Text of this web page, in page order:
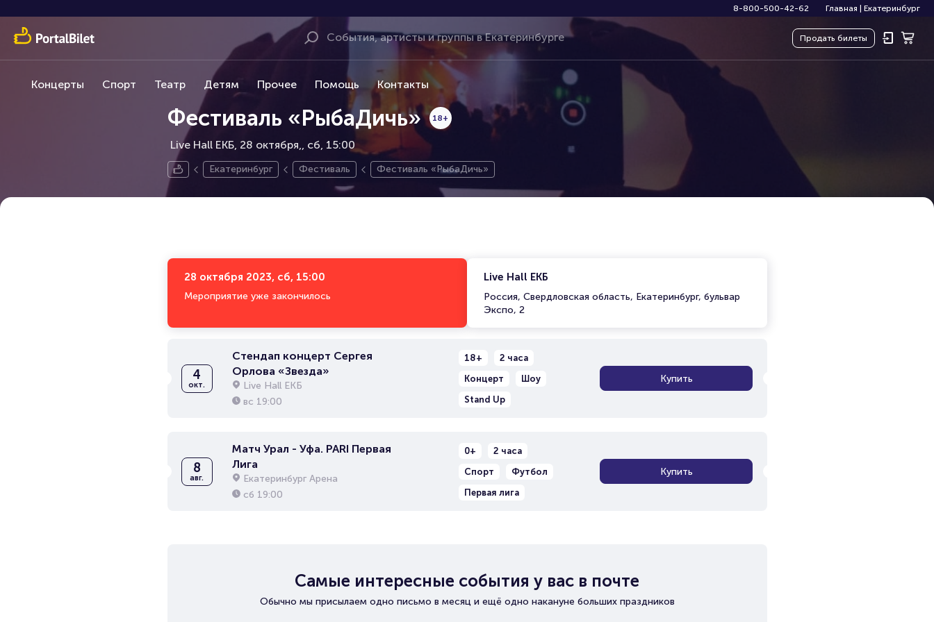
8-800-500-42-62 Главная Екатеринбург
Продать билеты
Концерты Спорт Театр Детям Прочее Помощь Контакты
Фестиваль «РыбаДичь»
Live Hall ЕКБ, 28 октября,
18+
сб, 15:00
Екатеринбург Фестиваль Фестиваль «РыбаДичь»
28 октября 2023, сб, 15:00
Мероприятие уже закончилось
Live Hall ЕКБ
Россия, Свердловская область, Екатеринбург, бульвар
Экспо, 2
4
окт.
Стендап концерт Сергея
Орлова «Звезда»
Live Hall ЕКБ
вс 19:00
18+
2 часа
Концерт
Шоу
Stand Up
Купить
8
авг.
Матч Урал - Уфа. PARI Первая
Лига
Екатеринбург Арена
сб 19:00
0+
2 часа
Спорт
Футбол
Первая лига
Купить
Самые интересные события у вас в почте
Обычно мы присылаем одно письмо в месяц и ещё одно накануне больших праздников